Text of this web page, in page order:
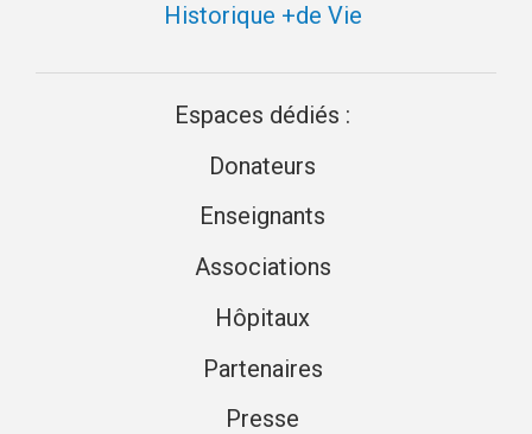
Historique +de Vie
Espaces dédiés :
Donateurs
Enseignants
Associations
Hôpitaux
Partenaires
Presse